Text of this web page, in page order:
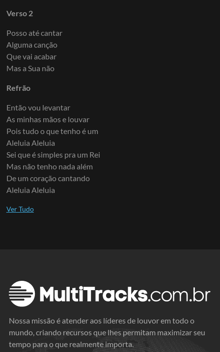
Verso 2
Posso até cantar
Alguma canção
Que vai acabar
Mas a Sua não
Refrão
Então vou levantar
As minhas mãos e louvar
Pois tudo o que tenho é um
Aleluia Aleluia
Sei que é simples pra um Rei
Mas não tenho nada além
De um coração cantando
Aleluia Aleluia
Nossa missão é atender aos líderes de louvor em todo o
mundo, criando recursos que lhes permitam maximizar seu
tempo para o que realmente importa.